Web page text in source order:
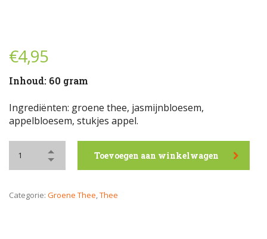
€4,95
Inhoud: 60 gram
Ingrediënten: groene thee, jasmijnbloesem,
appelbloesem, stukjes appel.
Toevoegen aan winkelwagen
Categorie: Groene Thee,Thee